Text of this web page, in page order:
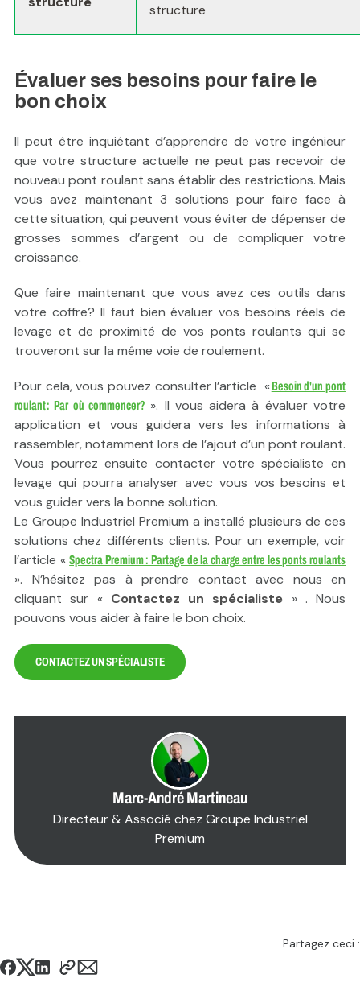
structure
Évaluer ses besoins pour faire le
bon choix
Il peut être inquiétant d’apprendre de votre ingénieur
que votre structure actuelle ne peut pas recevoir de
nouveau pont roulant sans établir des restrictions. Mais
vous avez maintenant 3 solutions pour faire face à
cette situation, qui peuvent vous éviter de dépenser de
grosses sommes d’argent ou de compliquer votre
croissance.
Que faire maintenant que vous avez ces outils dans
votre coffre? Il faut bien évaluer vos besoins réels de
levage et de proximité de vos ponts roulants qui se
trouveront sur la même voie de roulement.
Pour cela, vous pouvez consulter l’article «Besoin d'un pont
roulant : Par où commencer?». Il vous aidera à évaluer votre
application et vous guidera vers les informations à
rassembler, notamment lors de l’ajout d’un pont roulant.
Vous pourrez ensuite contacter votre spécialiste en
levage qui pourra analyser avec vous vos besoins et
vous guider vers la bonne solution.
Le Groupe Industriel Premium a installé plusieurs de ces
solutions chez différents clients. Pour un exemple, voir
l’article «Spectra Premium : Partage de la charge entre les ponts roulants
». N’hésitez pas à prendre contact avec nous en
cliquant sur « Contactez un spécialiste » . Nous
pouvons vous aider à faire le bon choix.
CONTACTEZ UN SPÉCIALISTE
Marc-André Martineau
Directeur & Associé chez Groupe Industriel
Premium
Partagez ceci :